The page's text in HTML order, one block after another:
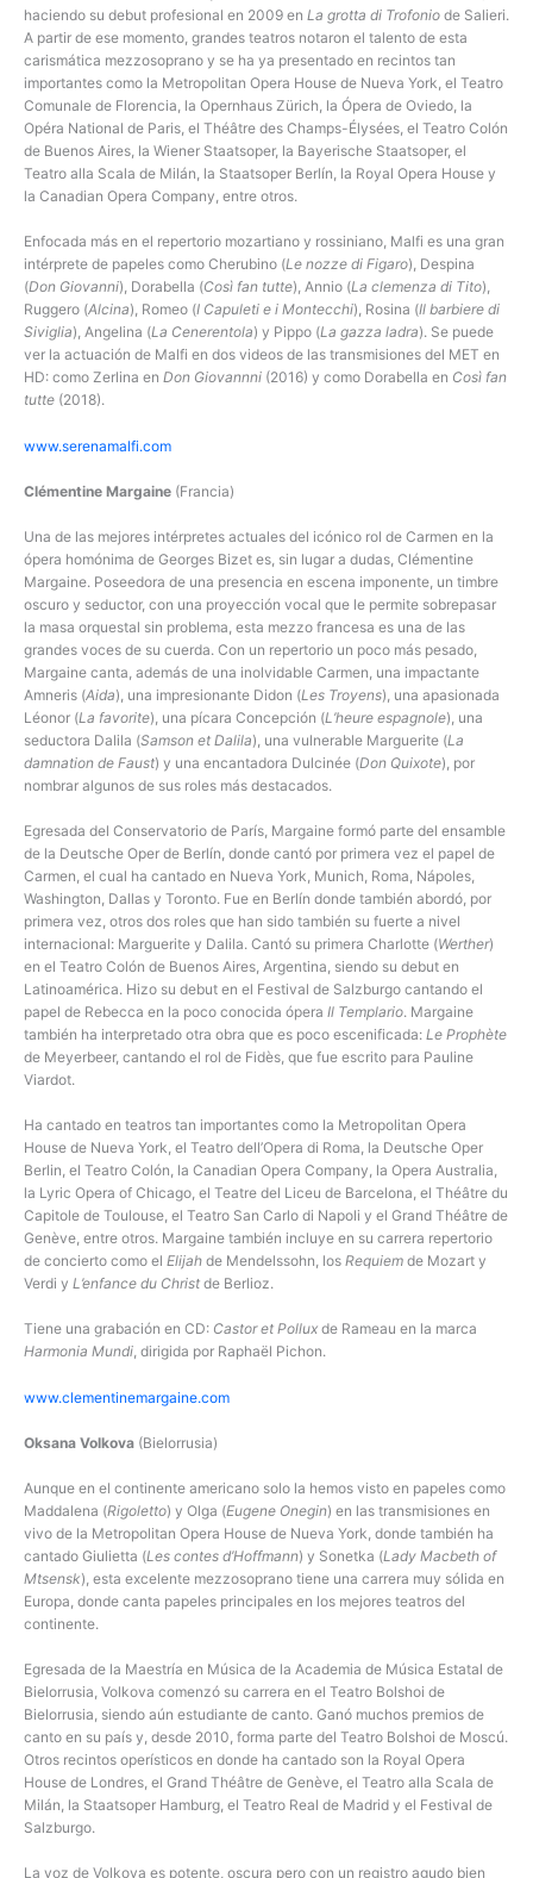
haciendo su debut profesional en 2009 en La grotta di Trofonio de Salieri.
A partir de ese momento, grandes teatros notaron el talento de esta
carismática mezzosoprano y se ha ya presentado en recintos tan
importantes como la Metropolitan Opera House de Nueva York, el Teatro
Comunale de Florencia, la Opernhaus Zürich, la Ópera de Oviedo, la
Opéra National de Paris, el Théâtre des Champs-Élysées, el Teatro Colón
de Buenos Aires, la Wiener Staatsoper, la Bayerische Staatsoper, el
Teatro alla Scala de Milán, la Staatsoper Berlín, la Royal Opera House y
la Canadian Opera Company, entre otros.
Enfocada más en el repertorio mozartiano y rossiniano, Malfi es una gran
intérprete de papeles como Cherubino (Le nozze di Figaro), Despina
(Don Giovanni), Dorabella (Così fan tutte), Annio (La clemenza di Tito),
Ruggero (Alcina), Romeo (I Capuleti e i Montecchi), Rosina (Il barbiere di
Siviglia), Angelina (La Cenerentola) y Pippo (La gazza ladra). Se puede
ver la actuación de Malfi en dos videos de las transmisiones del MET en
HD: como Zerlina en Don Giovannni (2016) y como Dorabella en Così fan
tutte (2018).
www.serenamalfi.com
Clémentine Margaine (Francia)
Una de las mejores intérpretes actuales del icónico rol de Carmen en la
ópera homónima de Georges Bizet es, sin lugar a dudas, Clémentine
Margaine. Poseedora de una presencia en escena imponente, un timbre
oscuro y seductor, con una proyección vocal que le permite sobrepasar
la masa orquestal sin problema, esta mezzo francesa es una de las
grandes voces de su cuerda. Con un repertorio un poco más pesado,
Margaine canta, además de una inolvidable Carmen, una impactante
Amneris (Aida), una impresionante Didon (Les Troyens), una apasionada
Léonor (La favorite), una pícara Concepción (L’heure espagnole), una
seductora Dalila (Samson et Dalila), una vulnerable Marguerite (La
damnation de Faust) y una encantadora Dulcinée (Don Quixote), por
nombrar algunos de sus roles más destacados.
Egresada del Conservatorio de París, Margaine formó parte del ensamble
de la Deutsche Oper de Berlín, donde cantó por primera vez el papel de
Carmen, el cual ha cantado en Nueva York, Munich, Roma, Nápoles,
Washington, Dallas y Toronto. Fue en Berlín donde también abordó, por
primera vez, otros dos roles que han sido también su fuerte a nivel
internacional: Marguerite y Dalila. Cantó su primera Charlotte (Werther)
en el Teatro Colón de Buenos Aires, Argentina, siendo su debut en
Latinoamérica. Hizo su debut en el Festival de Salzburgo cantando el
papel de Rebecca en la poco conocida ópera Il Templario. Margaine
también ha interpretado otra obra que es poco escenificada: Le Prophète
de Meyerbeer, cantando el rol de Fidès, que fue escrito para Pauline
Viardot.
Ha cantado en teatros tan importantes como la Metropolitan Opera
House de Nueva York, el Teatro dell’Opera di Roma, la Deutsche Oper
Berlin, el Teatro Colón, la Canadian Opera Company, la Opera Australia,
la Lyric Opera of Chicago, el Teatre del Liceu de Barcelona, el Théâtre du
Capitole de Toulouse, el Teatro San Carlo di Napoli y el Grand Théâtre de
Genève, entre otros. Margaine también incluye en su carrera repertorio
de concierto como el Elijah de Mendelssohn, los Requiem de Mozart y
Verdi y L’enfance du Christ de Berlioz.
Tiene una grabación en CD: Castor et Pollux de Rameau en la marca
Harmonia Mundi, dirigida por Raphaël Pichon.
www.clementinemargaine.com
Oksana Volkova (Bielorrusia)
Aunque en el continente americano solo la hemos visto en papeles como
Maddalena (Rigoletto) y Olga (Eugene Onegin) en las transmisiones en
vivo de la Metropolitan Opera House de Nueva York, donde también ha
cantado Giulietta (Les contes d’Hoffmann) y Sonetka (Lady Macbeth of
Mtsensk), esta excelente mezzosoprano tiene una carrera muy sólida en
Europa, donde canta papeles principales en los mejores teatros del
continente.
Egresada de la Maestría en Música de la Academia de Música Estatal de
Bielorrusia, Volkova comenzó su carrera en el Teatro Bolshoi de
Bielorrusia, siendo aún estudiante de canto. Ganó muchos premios de
canto en su país y, desde 2010, forma parte del Teatro Bolshoi de Moscú.
Otros recintos operísticos en donde ha cantado son la Royal Opera
House de Londres, el Grand Théâtre de Genève, el Teatro alla Scala de
Milán, la Staatsoper Hamburg, el Teatro Real de Madrid y el Festival de
Salzburgo.
La voz de Volkova es potente, oscura pero con un registro agudo bien